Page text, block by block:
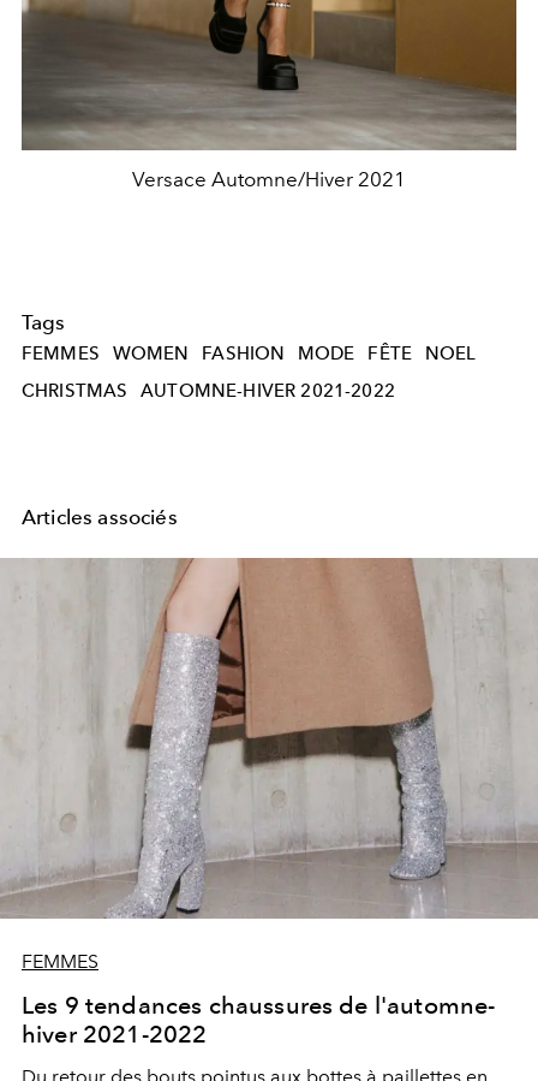
Versace Automne/Hiver 2021
Tags
FEMMES WOMEN FASHION MODE FÊTE
NOEL
CHRISTMAS
AUTOMNE-HIVER 2021-2022
Articles associés
FEMMES
Les 9 tendances chaussures de l'automne-
hiver 2021-2022